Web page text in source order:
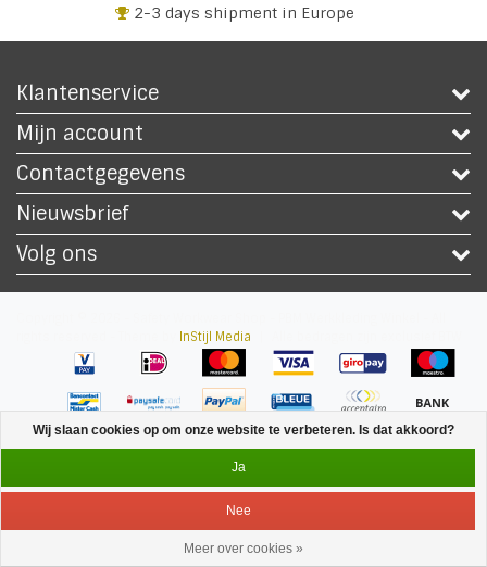
2-3 days shipment in Europe
Klantenservice
Mijn account
Contactgegevens
Nieuwsbrief
Volg ons
InStijl Media
Menu Inloggen
Wij slaan cookies op om onze website te verbeteren. Is dat akkoord?
Ja
Nee
Meer over cookies »